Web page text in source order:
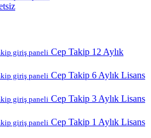
giriş paneli Cep Takip 12 Aylık
giriş paneli Cep Takip 6 Aylık Lisans
giriş paneli Cep Takip 3 Aylık Lisans
giriş paneli Cep Takip 1 Aylık Lisans